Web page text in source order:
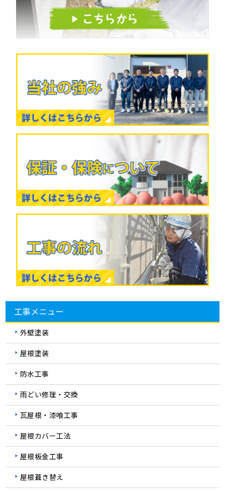
工事メニュー
外壁塗装
屋根塗装
防水工事
雨どい修理・交換
瓦屋根・漆喰工事
屋根カバー工法
屋根板金工事
屋根葺き替え